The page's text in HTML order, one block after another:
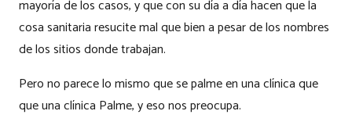
mayoría de los casos, y que con su día a día hacen que la
cosa sanitaria resucite mal que bien a pesar de los nombres
de los sitios donde trabajan.
Pero no parece lo mismo que se palme en una clínica que
que una clínica Palme, y eso nos preocupa.